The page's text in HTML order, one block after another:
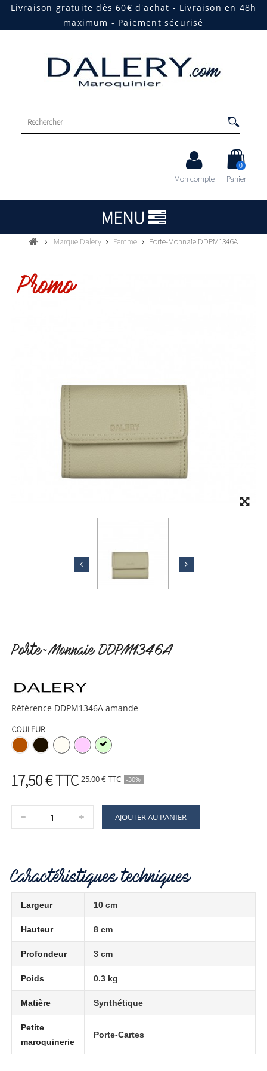
Livraison gratuite dès 60€ d'achat - Livraison en 48h
maximum - Paiement sécurisé
0
Panier
Mon compte
MENU
Marque Dalery Femme Porte-Monnaie DDPM1346A
Porte-Monnaie DDPM1346A
Référence DDPM1346A amande
COULEUR
25,00 €TTC
17,50 €TTC -30%
AJOUTER AU PANIER
Caractéristiques techniques
Largeur 10 cm
Hauteur 8 cm
Profondeur 3 cm
Poids 0.3 kg
Matière Synthétique
Petite
maroquinerie
Porte-Cartes